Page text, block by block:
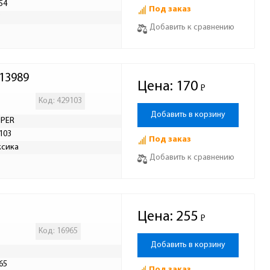
Под заказ
Добавить к сравнению
Код: 429103
Цена: 170 Р
-
Добавить в корзину
Под заказ
Добавить к сравнению
Код: 16965
Цена: 255 Р
-
Добавить в корзину